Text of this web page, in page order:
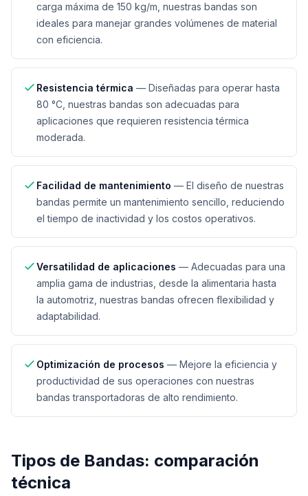
carga máxima de 150 kg/m, nuestras bandas son
ideales para manejar grandes volúmenes de material
con eficiencia.
Resistencia térmica — Diseñadas para operar hasta
80 °C, nuestras bandas son adecuadas para
aplicaciones que requieren resistencia térmica
moderada.
Facilidad de mantenimiento — El diseño de nuestras
bandas permite un mantenimiento sencillo, reduciendo
el tiempo de inactividad y los costos operativos.
Versatilidad de aplicaciones — Adecuadas para una
amplia gama de industrias, desde la alimentaria hasta
la automotriz, nuestras bandas ofrecen flexibilidad y
adaptabilidad.
Optimización de procesos — Mejore la eficiencia y
productividad de sus operaciones con nuestras
bandas transportadoras de alto rendimiento.
Tipos de Bandas: comparación
técnica